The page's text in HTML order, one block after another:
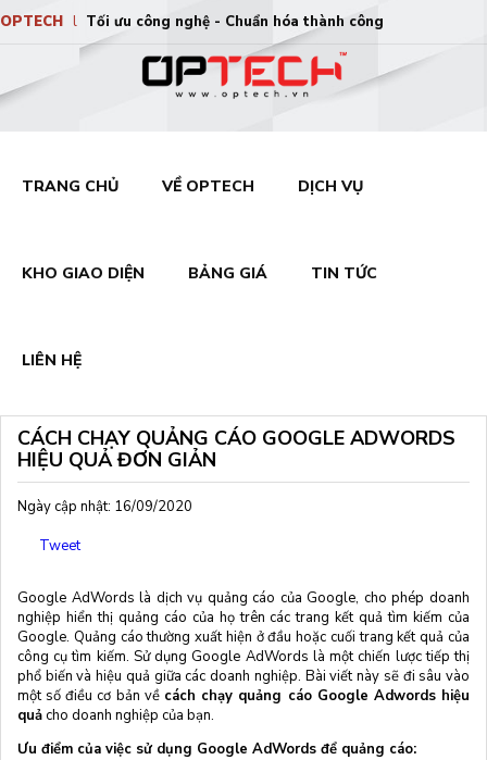
OPTECH l Tối ưu công nghệ - Chuẩn hóa thành công
TRANG CHỦ VỀ OPTECH DỊCH VỤ
KHO GIAO DIỆN BẢNG GIÁ TIN TỨC
LIÊN HỆ
CÁCH CHẠY QUẢNG CÁO GOOGLE ADWORDS
HIỆU QUẢ ĐƠN GIẢN
Ngày cập nhật: 16/09/2020
Tweet
Google AdWords là dịch vụ quảng cáo của Google, cho phép doanh
nghiệp hiển thị quảng cáo của họ trên các trang kết quả tìm kiếm của
Google. Quảng cáo thường xuất hiện ở đầu hoặc cuối trang kết quả của
công cụ tìm kiếm. Sử dụng Google AdWords là một chiến lược tiếp thị
phổ biến và hiệu quả giữa các doanh nghiệp. Bài viết này sẽ đi sâu vào
một số điều cơ bản về cách chạy quảng cáo Google Adwords hiệu
quảcho doanh nghiệp của bạn.
Ưu điểm của việc sử dụng Google AdWords để quảng cáo: